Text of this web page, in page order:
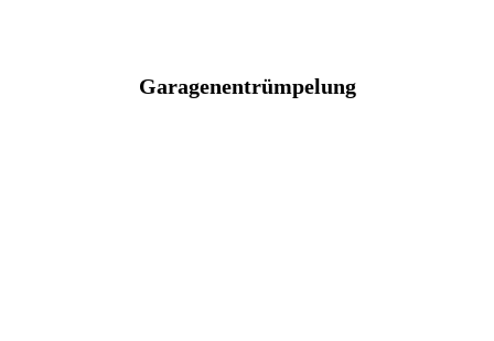
Garagenentrümpelung